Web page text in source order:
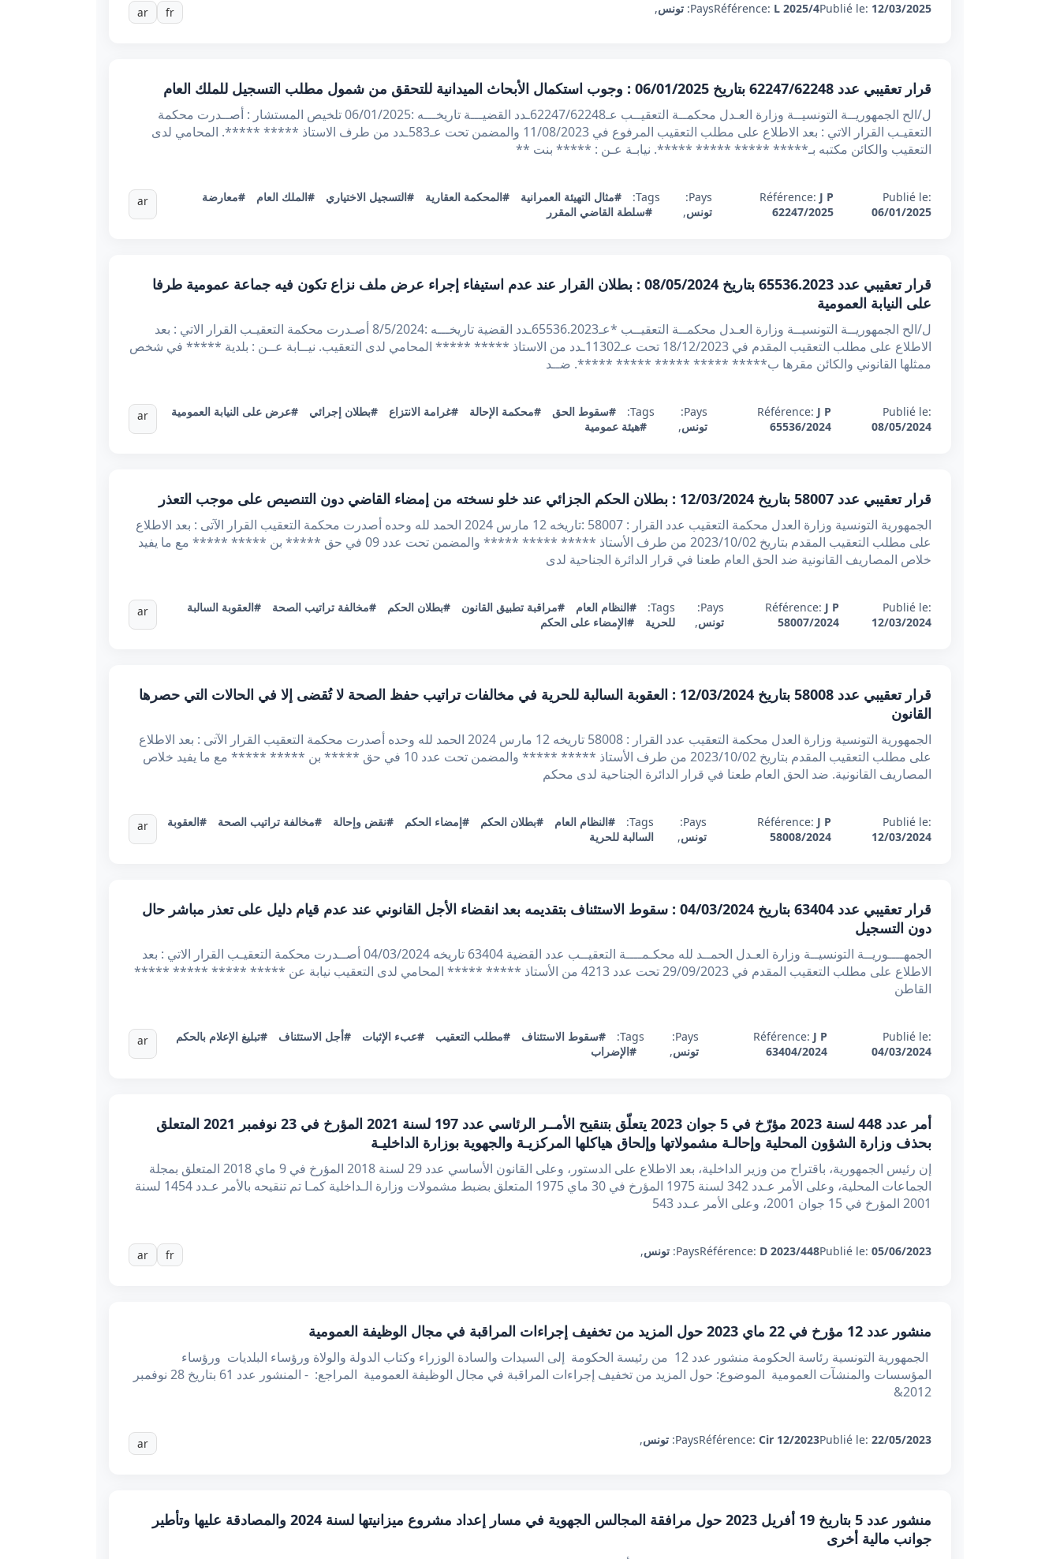
Publié le: 12/03/2025
Référence: L 2025/4
Pays: تونس,
fr
ar
قرار تعقيبي عدد 62247/62248 بتاريخ 06/01/2025 : وجوب استكمال الأبحاث الميدانية للتحقق من شمول مطلب التسجيل للملك العام
ل/الح الجمهوريــة التونسيــة وزارة العـدل محكمــة التعقيــب عـ62247/62248ـدد القضيـــة تاريخـــه :06/01/2025 تلخيص المستشار : أصــدرت محكمة
التعقيـب القرار الاتي : بعد الاطلاع على مطلب التعقيب المرفوع في 11/08/2023 والمضمن تحت عـ583ـدد من طرف الاستاذ ***** *****. المحامي لدى
التعقيب والكائن مكتبه بـ***** ***** ***** *****. نيابـة عـن : ***** بنت **
Publié le:
06/01/2025
Référence: J P
62247/2025
Pays:
تونس,
Tags: #مثال التهيئة العمرانية #المحكمة العقارية #التسجيل الاختياري #الملك العام
#معارضة
#سلطة القاضي المقرر
ar
قرار تعقيبي عدد 65536.2023 بتاريخ 08/05/2024 : بطلان القرار عند عدم استيفاء إجراء عرض ملف نزاع تكون فيه جماعة عمومية طرفا
على النيابة العمومية
ل/الح الجمهوريــة التونسيــة وزارة العـدل محكمــة التعقيــب *عـ65536.2023ـدد القضية تاريخـــه :8/5/2024 أصـدرت محكمة التعقيـب القرار الاتي : بعد
الاطلاع على مطلب التعقيب المقدم في 18/12/2023 تحت عـ11302ـدد من الاستاذ ***** ***** المحامي لدى التعقيب. نيــابة عــن : بلدية ***** في شخص
ممثلها القانوني والكائن مقرها ب***** ***** ***** ***** *****. ضــد
Publié le:
08/05/2024
Référence: J P
65536/2024
Pays:
تونس,
Tags: #سقوط الحق #محكمة الإحالة #غرامة الانتزاع #بطلان إجرائي
#عرض على النيابة العمومية
#هيئة عمومية
ar
قرار تعقيبي عدد 58007 بتاريخ 12/03/2024 : بطلان الحكم الجزائي عند خلو نسخته من إمضاء القاضي دون التنصيص على موجب التعذر
الجمهورية التونسية وزارة العدل محكمة التعقيب عدد القرار : 58007 :تاریخه 12 مارس 2024 الحمد لله وحده أصدرت محكمة التعقيب القرار الآتى : بعد الاطلاع
على مطلب التعقيب المقدم بتاريخ 2023/10/02 من طرف الأستاذ ***** ***** ***** والمضمن تحت عدد 09 في حق ***** بن ***** ***** مع ما يفيد
خلاص المصاريف القانونية ضد الحق العام طعنا في قرار الدائرة الجناحية لدى
Publié le:
12/03/2024
Référence: J P
58007/2024
Pays:
تونس,
Tags: #النظام العام #مراقبة تطبيق القانون #بطلان الحكم #مخالفة تراتيب الصحة
#العقوبة السالبة
للحرية
#الإمضاء على الحكم
ar
قرار تعقيبي عدد 58008 بتاريخ 12/03/2024 : العقوبة السالبة للحرية في مخالفات تراتيب حفظ الصحة لا تُقضى إلا في الحالات التي حصرها
القانون
الجمهورية التونسية وزارة العدل محكمة التعقيب عدد القرار : 58008 تاريخه 12 مارس 2024 الحمد لله وحده أصدرت محكمة التعقيب القرار الآتى : بعد الاطلاع
على مطلب التعقيب المقدم بتاريخ 2023/10/02 من طرف الأستاذ ***** ***** والمضمن تحت عدد 10 في حق ***** بن ***** ***** مع ما يفيد خلاص
المصاريف القانونية. ضد الحق العام طعنا في قرار الدائرة الجناحية لدى محكم
Publié le:
12/03/2024
Référence: J P
58008/2024
Pays:
تونس,
Tags: #النظام العام #بطلان الحكم #إمضاء الحكم #نقض وإحالة #مخالفة تراتيب الصحة
#العقوبة
السالبة للحرية
ar
قرار تعقيبي عدد 63404 بتاريخ 04/03/2024 : سقوط الاستئناف بتقديمه بعد انقضاء الأجل القانوني عند عدم قيام دليل على تعذر مباشر حال
دون التسجيل
الجمهــــوريــة التونسيــة وزارة العـدل الحمــد لله محكـمــــة التعقيــب عدد القضية 63404 تاريخه 04/03/2024 أصــدرت محكمة التعقيـب القرار الاتي : بعد
الاطلاع على مطلب التعقيب المقدم في 29/09/2023 تحت عدد 4213 من الأستاذ ***** ***** المحامي لدى التعقيب نيابة عن ***** ***** ***** *****
القاطن
Publié le:
04/03/2024
Référence: J P
63404/2024
Pays:
تونس,
Tags: #سقوط الاستئناف #مطلب التعقيب #عبء الإثبات #أجل الاستئناف
#تبليغ الإعلام بالحكم
#الإضراب
ar
أمر عدد 448 لسنة 2023 مؤرّخ في 5 جوان 2023 يتعلّق بتنقيح الأمــر الرئاسي عدد 197 لسنة 2021 المؤرخ في 23 نوفمبر 2021 المتعلق
بحذف وزارة الشؤون المحلية وإحالـة مشمولاتها وإلحاق هياكلها المركزيـة والجهوية بوزارة الداخليـة
إن رئيس الجمهورية، باقتراح من وزير الداخلية، بعد الاطلاع على الدستور، وعلى القانون الأساسي عدد 29 لسنة 2018 المؤرخ في 9 ماي 2018 المتعلق بمجلة
الجماعات المحلية، وعلى الأمر عـدد 342 لسنة 1975 المؤرخ في 30 ماي 1975 المتعلق بضبط مشمولات وزارة الـداخلية كمـا تم تنقيحه بالأمر عـدد 1454 لسنة
2001 المؤرخ في 15 جوان 2001، وعلى الأمر عـدد 543
Publié le: 05/06/2023
Référence: D 2023/448
Pays: تونس,
fr
ar
منشور عدد 12 مؤرخ في 22 ماي 2023 حول المزيد من تخفيف إجراءات المراقبة في مجال الوظيفة العمومية
الجمهورية التونسية رئاسة الحكومة منشور عدد 12 من رئيسة الحكومة إلى السيدات والسادة الوزراء وكتاب الدولة والولاة ورؤساء البلديات ورؤساء
المؤسسات والمنشآت العمومية الموضوع: حول المزيد من تخفيف إجراءات المراقبة في مجال الوظيفة العمومية المراجع: - المنشور عدد 61 بتاريخ 28 نوفمبر
2012&
Publié le: 22/05/2023
Référence: Cir 12/2023
Pays: تونس,
ar
منشور عدد 5 بتاريخ 19 أفريل 2023 حول مرافقة المجالس الجهوية في مسار إعداد مشروع ميزانيتها لسنة 2024 والمصادقة عليها وتأطير
جوانب مالية أخرى